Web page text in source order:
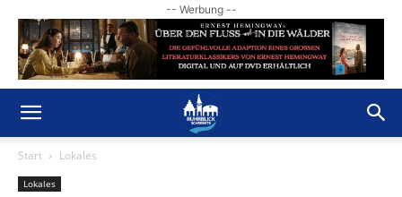
-- Werbung --
Start Lokales
Lokales